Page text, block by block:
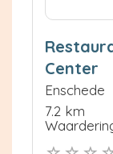
Center
Enschede
7.2 km